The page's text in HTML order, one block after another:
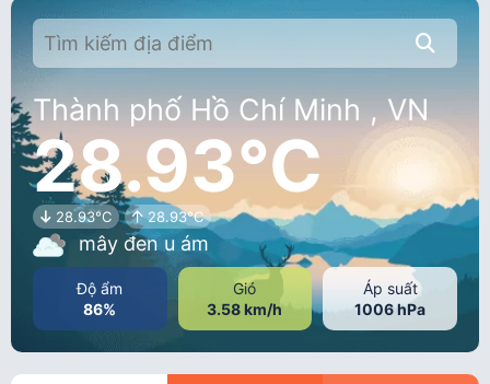
Thành phố Hồ Chí Minh , VN
28.93°C
28.93°C 28.93°C
mây đen u ám
Độ ẩm
86%
Gió
3.58 km/h
Áp suất
1006 hPa